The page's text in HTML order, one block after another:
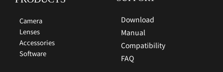
Camera
Lenses
Accessories
Software
Download
Manual
Compatibility
FAQ